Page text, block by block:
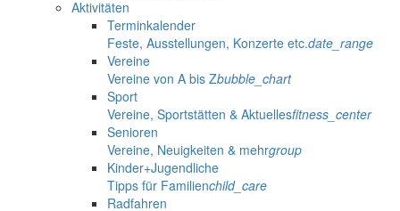
Aktivitäten
Terminkalender
Feste, Ausstellungen, Konzerte etc.date_range
Vereine
Vereine von A bis Zbubble_chart
Sport
Vereine, Sportstätten & Aktuellesfitness_center
Senioren
Vereine, Neuigkeiten & mehrgroup
Kinder+Jugendliche
Tipps für Familienchild_care
Radfahren